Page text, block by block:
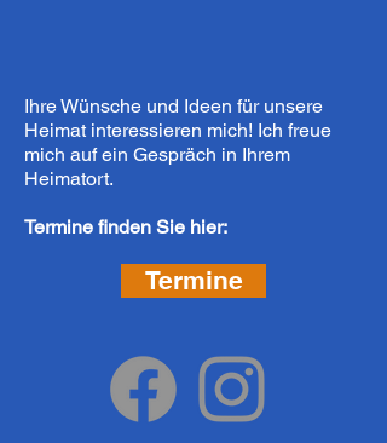
Ihre Wünsche und Ideen für unsere
Heimat interessieren mich! Ich freue
mich auf ein Gespräch in Ihrem
Heimatort.
Termine finden Sie hier:
Termine